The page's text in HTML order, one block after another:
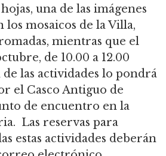
una de las imágenes
los mosaicos de la Villa,
mientras que el
de 10.00 a 12.00
las actividades lo pondrá
el Casco Antiguo de
de encuentro en la
Las reservas para
estas actividades deberán